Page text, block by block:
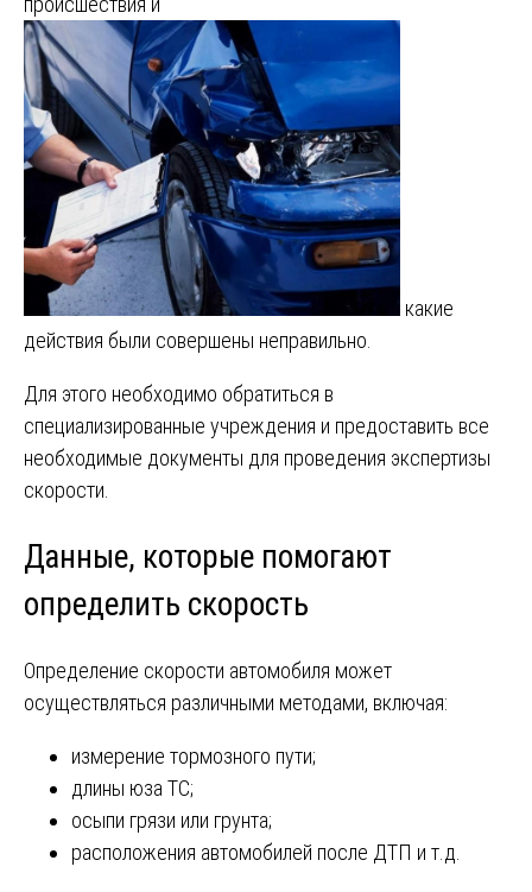
какие
действия были совершены неправильно.
Для этого необходимо обратиться в
специализированные учреждения и предоставить все
необходимые документы для проведения экспертизы
скорости.
Данные, которые помогают
определить скорость
Определение скорости автомобиля может
осуществляться различными методами, включая:
измерение тормозного пути;
длины юза ТС;
осыпи грязи или грунта;
расположения автомобилей после ДТП и т.д.